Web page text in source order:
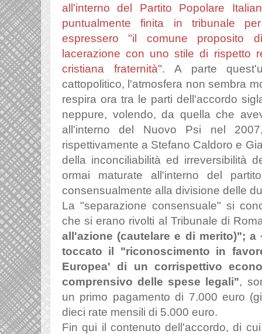
all'interno del Partito Popolare
puntualmente finita in tribunale
espressero "il comune proposito
lacerazione con uno stile di rispetto
cristiana fraternità". A parte
cattopolitico, l'atmosfera non sembra
respira ora tra le parti dell'accordo
neppure, volendo, da quella che
all'interno del Nuovo Psi nel
rispettivamente a Stefano Caldoro e
della inconciliabilità ed irreversibilità
ormai maturate all'interno del
consensualmente alla divisione delle
La "separazione consensuale" si
che si erano rivolti al Tribunale di
all'azione (cautelare e di merito)"; a
toccato il "riconoscimento in
Europea' di un corrispettivo
comprensivo delle spese legali",
un primo pagamento di 7.000 euro
dieci rate mensili di 5.000 euro.
Fin qui il contenuto dell'accordo, di